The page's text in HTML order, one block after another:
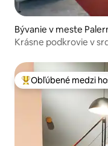
Bývanie v meste
Krásne podkrovie v
Najobľúbenejšie
Obľúbené medzi